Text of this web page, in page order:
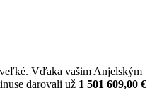
Vďaka vašim Anjelským
darovali už 1 501 609,00 €